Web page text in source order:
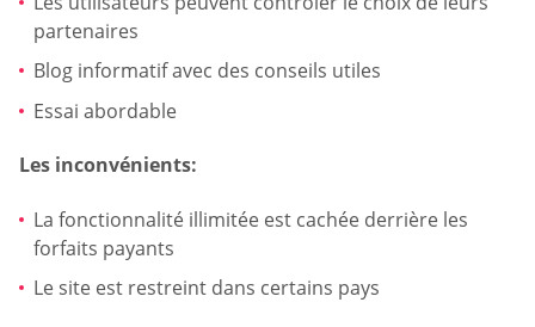
partenaires
Blog informatif avec des conseils utiles
Essai abordable
Les inconvénients:
La fonctionnalité illimitée est cachée derrière les
forfaits payants
Le site est restreint dans certains pays